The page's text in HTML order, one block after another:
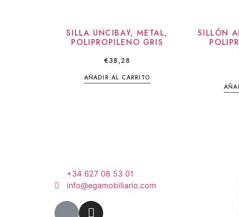
SILLA UNCIBAY, METAL,
POLIPROPILENO GRIS
€38,28
AÑADIR AL CARRITO
SILLÓN
+34 627 08 53 01
info@egamobiliario.com